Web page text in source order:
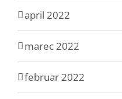
april 2022
marec 2022
februar 2022